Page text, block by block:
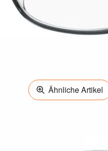
Ähnliche Artikel